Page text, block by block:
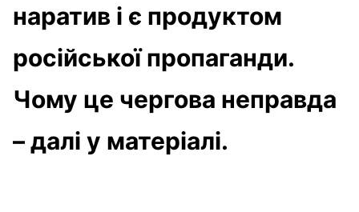
наратив і є продуктом
російської пропаганди.
Чому це чергова неправда
– далі у матеріалі.